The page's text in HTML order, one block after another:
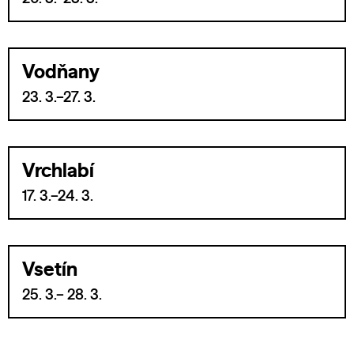
Vodňany
23. 3.–27. 3.
Vrchlabí
17. 3.–24. 3.
Vsetín
25. 3.– 28. 3.